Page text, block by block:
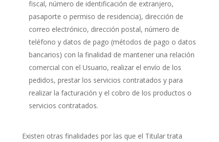
fiscal, número de identificación de extranjero,
pasaporte o permiso de residencia), dirección de
correo electrónico, dirección postal, número de
teléfono y datos de pago (métodos de pago o datos
bancarios) con la finalidad de mantener una relación
comercial con el Usuario, realizar el envío de los
pedidos, prestar los servicios contratados y para
realizar la facturación y el cobro de los productos o
servicios contratados.
Existen otras finalidades por las que el Titular trata